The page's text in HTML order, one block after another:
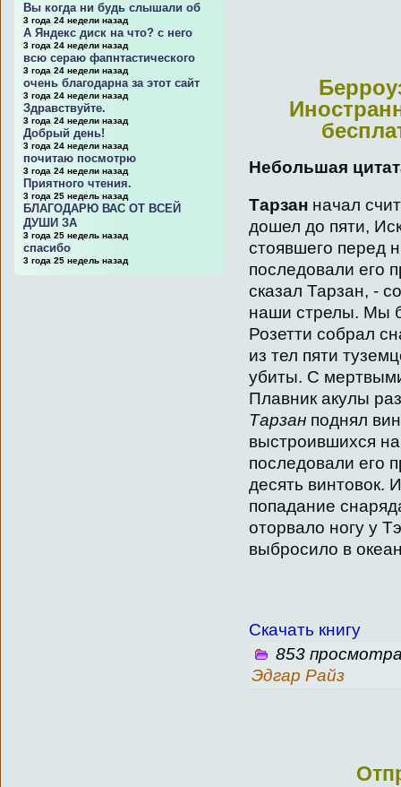
Вы когда ни будь слышали об
3 года 24 недели назад
А Яндекс диск на что? с него
3 года 24 недели назад
всю сераю фапнтастического
3 года 24 недели назад
очень благодарна за этот сайт
3 года 24 недели назад
Здравствуйте.
3 года 24 недели назад
Добрый день!
3 года 24 недели назад
почитаю посмотрю
3 года 24 недели назад
Приятного чтения.
3 года 25 недель назад
БЛАГОДАРЮ ВАС ОТ ВСЕЙ
ДУШИ ЗА
3 года 25 недель назад
спасибо
3 года 25 недель назад
Небольшая
Тарзан начал
дошел до пяти,
стоявшего перед
последовали его
сказал Тарзан, -
наши стрелы. Мы
Розетти собрал
из тел пяти
убиты. С
Плавник акулы
Тарзан поднял
выстроившихся
последовали его
десять винтовок.
попадание
оторвало ногу у
выбросило в
Скачать книгу
853
Эдгар Райз